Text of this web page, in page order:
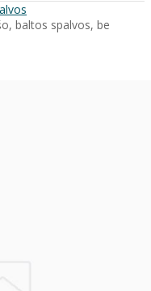
baltos spalvos, be